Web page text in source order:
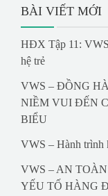
BÀI VIẾT MỚI
HĐX Tập 11:
hệ trẻ
VWS – ĐỒNG
NIỀM VUI ĐẾN
BIỂU
VWS – Hành trình
VWS – AN
YẾU TỐ HÀNG